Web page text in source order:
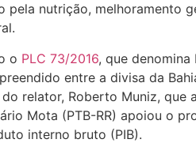
pela nutrição, melhoramento
o PLC 73/2016, que
entre a divisa da
relator, Roberto Muniz, que
Mota (PTB-RR) apoiou o
interno bruto (PIB).